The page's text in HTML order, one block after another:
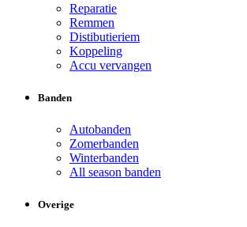
Reparatie
Remmen
Distibutieriem
Koppeling
Accu vervangen
Banden
Autobanden
Zomerbanden
Winterbanden
All season banden
Overige